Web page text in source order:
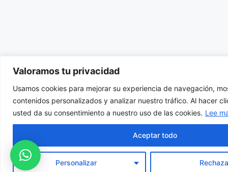
Valoramos tu privacidad
Usamos cookies para mejorar su experiencia de navegación,
contenidos personalizados y analizar nuestro tráfico. Al hacer
usted da su consentimiento a nuestro uso de las cookies. Lee
Personalizar
Aceptar todo